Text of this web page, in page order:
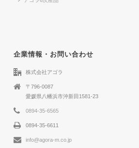
企業情報・お問い合わせ
株式会社アゴラ
〒796-0087
愛媛県八幡浜市沖新田1581-23
0894-35-6565
0894-35-6611
info@agora-m.co.jp